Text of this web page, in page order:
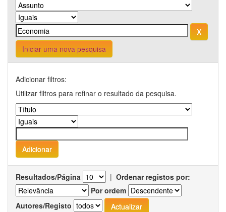
Iniciar uma nova pesquisa
Adicionar filtros:
Utilizar filtros para refinar o resultado da pesquisa.
Resultados/Página | Ordenar registos por:
Por ordem
Autores/Registo